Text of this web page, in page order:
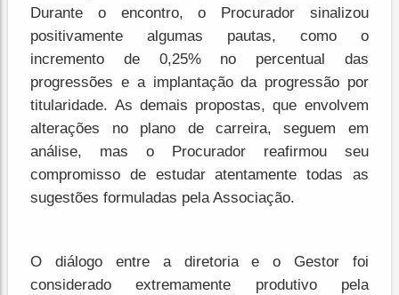
Durante o encontro, o Procurador sinalizou
positivamente algumas pautas, como o
incremento de 0,25% no percentual das
progressões e a implantação da progressão por
titularidade. As demais propostas, que envolvem
alterações no plano de carreira, seguem em
análise, mas o Procurador reafirmou seu
compromisso de estudar atentamente todas as
sugestões formuladas pela Associação.
O diálogo entre a diretoria e o Gestor foi
considerado extremamente produtivo pela